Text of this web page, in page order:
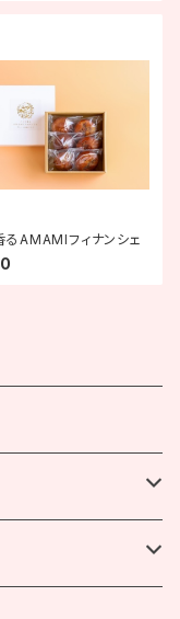
るAMAMIフィナンシェ